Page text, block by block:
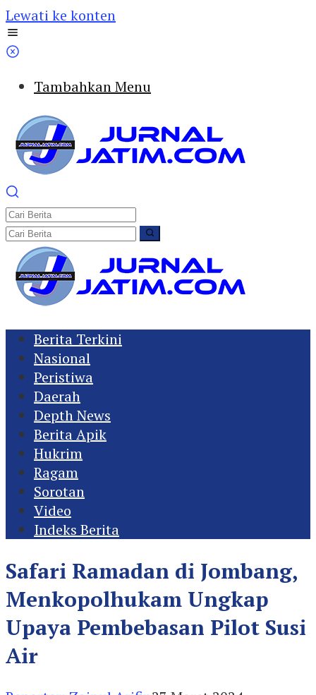
Lewati ke konten
Tambahkan Menu
Berita Terkini
Nasional
Peristiwa
Daerah
Depth News
Berita Apik
Hukrim
Ragam
Sorotan
Video
Indeks Berita
Safari Ramadan di Jombang,
Menkopolhukam Ungkap
Upaya Pembebasan Pilot Susi
Air